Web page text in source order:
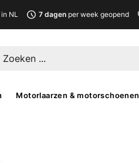
in NL 7 dagenper week geopend
Motorlaarzen & motorschoenen